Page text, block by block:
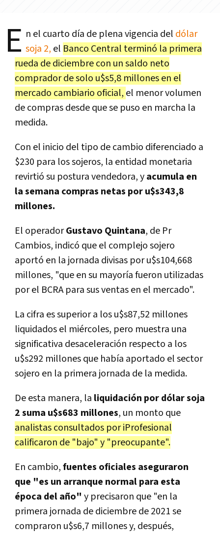
E n el cuarto día de plena vigencia del dólar
soja 2, el Banco Central terminó la primera
rueda de diciembre con un saldo neto
comprador de solo u$s5,8 millones en el
mercado cambiario oficial, el menor volumen
de compras desde que se puso en marcha la
medida.
Con el inicio del tipo de cambio diferenciado a
$230 para los sojeros, la entidad monetaria
revirtió su postura vendedora, yacumula en
la semana compras netas por u$s343,8
millones.
El operadorGustavo Quintana, de Pr
Cambios, indicó que el complejo sojero
aportó en la jornada divisas por u$s104,668
millones, "que en su mayoría fueron utilizadas
por el BCRA para sus ventas en el mercado".
La cifra es superior a los u$s87,52 millones
liquidados el miércoles, pero muestra una
significativa desaceleración respecto a los
u$s292 millones que había aportado el sector
sojero en la primera jornada de la medida.
De esta manera, la liquidación por dólar soja
2 suma u$s683 millones, un monto que
analistas consultados por iProfesional
calificaron de "bajo" y "preocupante".
En cambio,fuentes oficiales aseguraron
que "es un arranque normal para esta
época del año" y precisaron que "en la
primera jornada de diciembre de 2021 se
compraron u$s6,7 millones y, después,